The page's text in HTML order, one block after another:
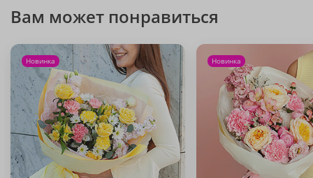
Вам может понравиться
Новинка Новинка